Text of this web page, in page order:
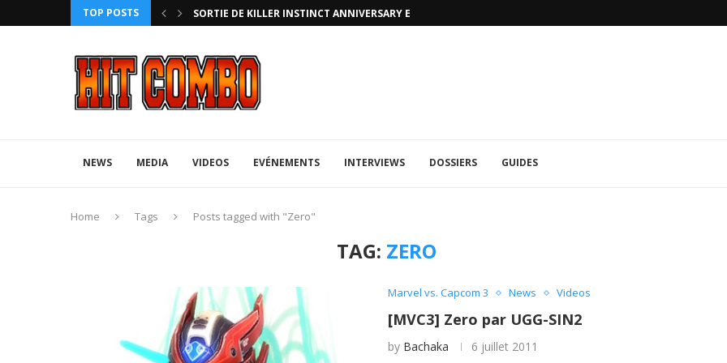
TOP POSTS
AVEC ROLLBACK... SORTIE DE KILLER INSTINCT ANNIVERSARY EDITION
NEWS MEDIA VIDEOS EVÉNEMENTS INTERVIEWS DOSSIERS GUIDES
Home Tags Posts tagged with "Zero"
TAG: ZERO
Marvel vs. Capcom 3 News Videos
[MVC3] Zero par UGG-SIN2
by Bachaka 6 juillet 2011